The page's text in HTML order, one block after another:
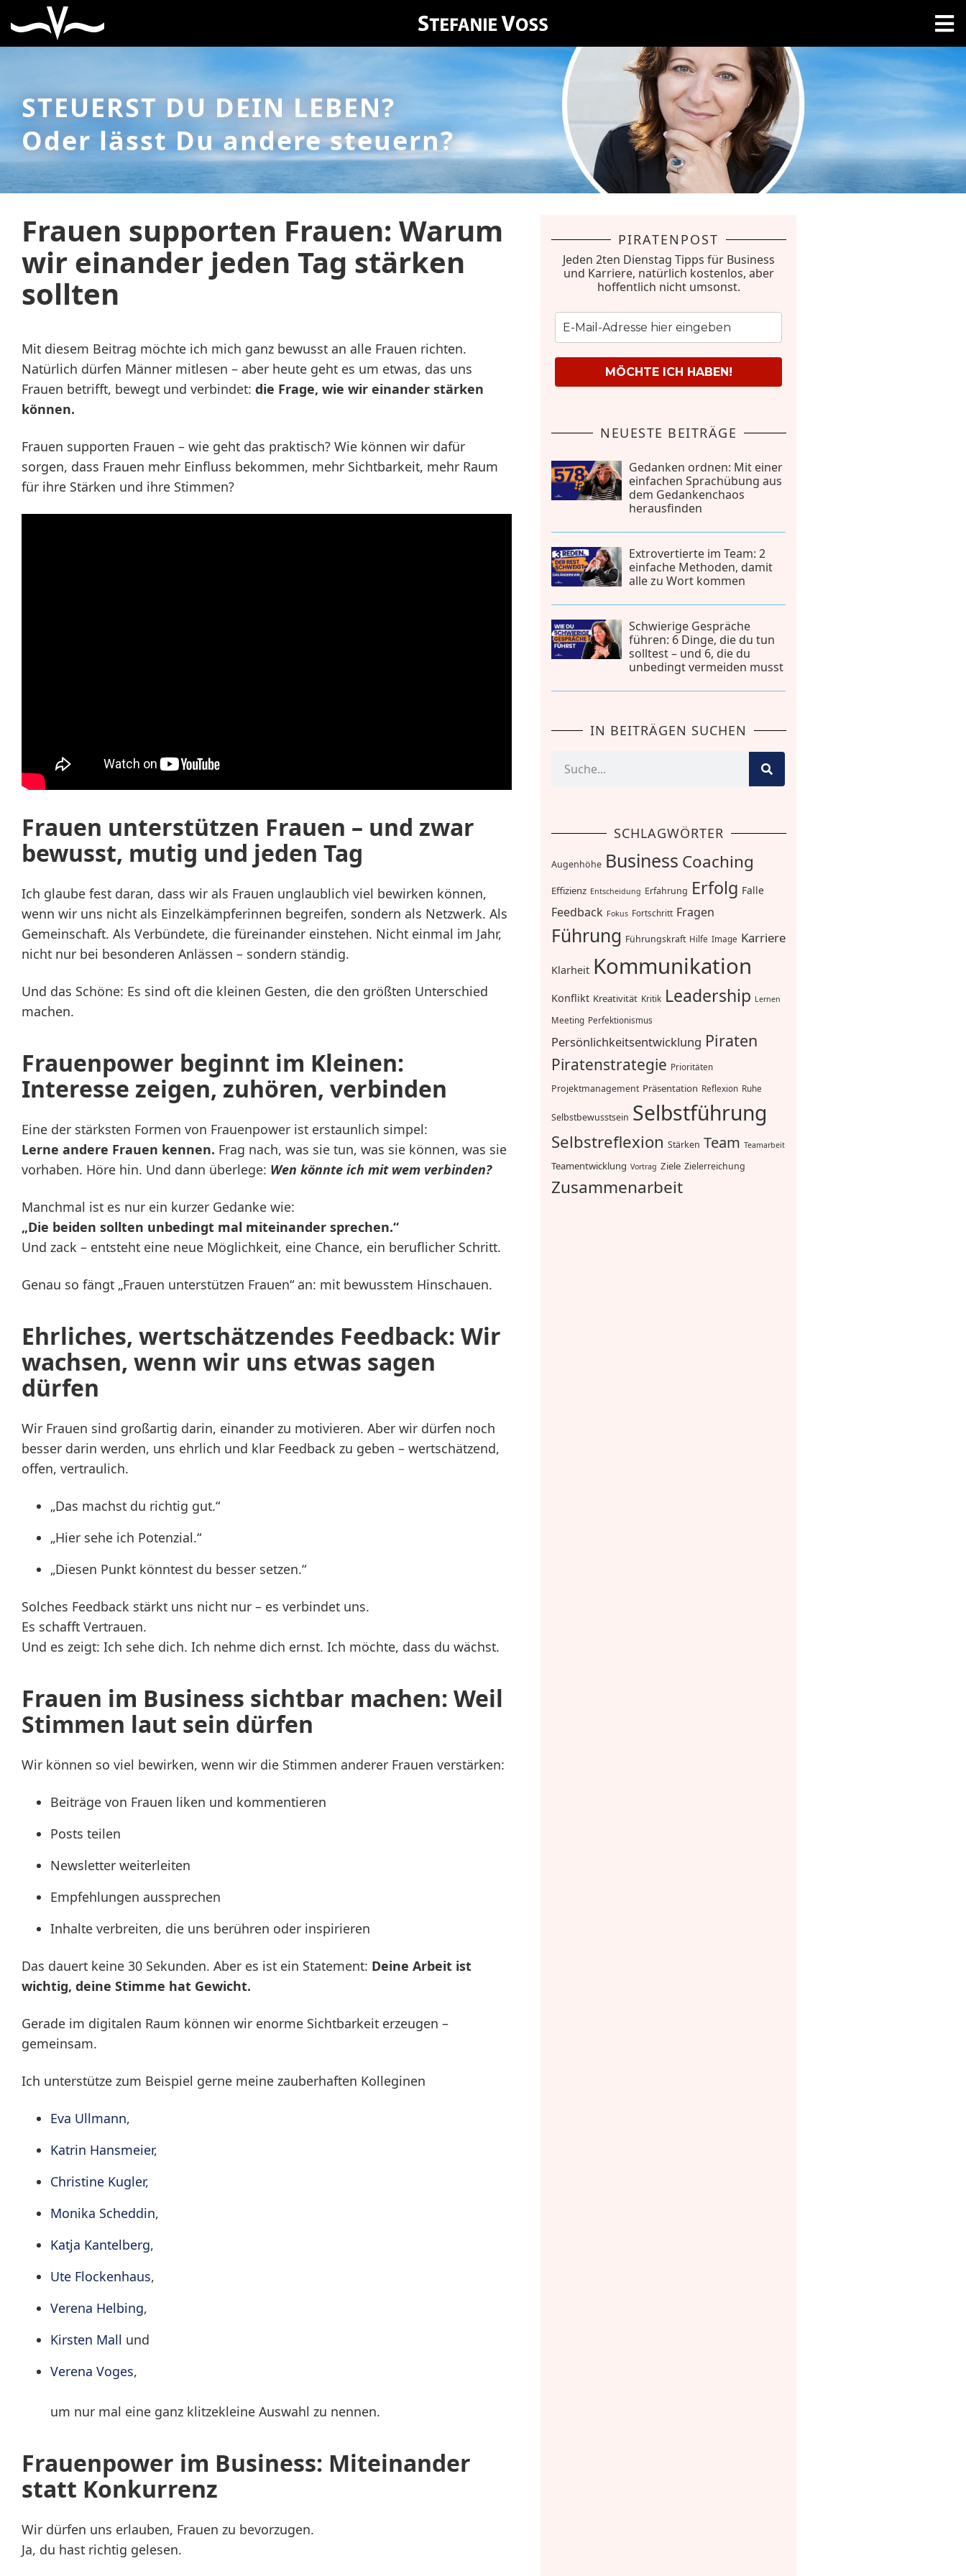
STEUERST DU DEIN LEBEN?
Oder lässt Du andere steuern?
Frauen supporten Frauen: Warum
wir einander jeden Tag stärken
sollten
Mit diesem Beitrag möchte ich mich ganz bewusst an alle Frauen richten.
Natürlich dürfen Männer mitlesen – aber heute geht es um etwas, das uns
Frauen betrifft, bewegt und verbindet: die Frage, wie wir einander stärken
können.
Frauen supporten Frauen – wie geht das praktisch? Wie können wir dafür
sorgen, dass Frauen mehr Einfluss bekommen, mehr Sichtbarkeit, mehr Raum
für ihre Stärken und ihre Stimmen?
Frauen unterstützen Frauen – und zwar
bewusst, mutig und jeden Tag
Ich glaube fest daran, dass wir als Frauen unglaublich viel bewirken können,
wenn wir uns nicht als Einzelkämpferinnen begreifen, sondern als Netzwerk. Als
Gemeinschaft. Als Verbündete, die füreinander einstehen. Nicht einmal im Jahr,
nicht nur bei besonderen Anlässen – sondern ständig.
Und das Schöne: Es sind oft die kleinen Gesten, die den größten Unterschied
machen.
Frauenpower beginnt im Kleinen:
Interesse zeigen, zuhören, verbinden
Eine der stärksten Formen von Frauenpower ist erstaunlich simpel:
Lerne andere Frauen kennen. Frag nach, was sie tun, was sie können, was sie
vorhaben. Höre hin. Und dann überlege: Wen könnte ich mit wem verbinden?
Manchmal ist es nur ein kurzer Gedanke wie:
„Die beiden sollten unbedingt mal miteinander sprechen.“
Und zack – entsteht eine neue Möglichkeit, eine Chance, ein beruflicher Schritt.
Genau so fängt „Frauen unterstützen Frauen“ an: mit bewusstem Hinschauen.
Ehrliches, wertschätzendes Feedback: Wir
wachsen, wenn wir uns etwas sagen
dürfen
Wir Frauen sind großartig darin, einander zu motivieren. Aber wir dürfen noch
besser darin werden, uns ehrlich und klar Feedback zu geben – wertschätzend,
offen, vertraulich.
„Das machst du richtig gut.“
„Hier sehe ich Potenzial.“
„Diesen Punkt könntest du besser setzen.“
Solches Feedback stärkt uns nicht nur – es verbindet uns.
Es schafft Vertrauen.
Und es zeigt: Ich sehe dich. Ich nehme dich ernst. Ich möchte, dass du wächst.
Frauen im Business sichtbar machen: Weil
Stimmen laut sein dürfen
Wir können so viel bewirken, wenn wir die Stimmen anderer Frauen verstärken:
Beiträge von Frauen liken und kommentieren
Posts teilen
Newsletter weiterleiten
Empfehlungen aussprechen
Inhalte verbreiten, die uns berühren oder inspirieren
Das dauert keine 30 Sekunden. Aber es ist ein Statement: Deine Arbeit ist
wichtig, deine Stimme hat Gewicht.
Gerade im digitalen Raum können wir enorme Sichtbarkeit erzeugen –
gemeinsam.
Ich unterstütze zum Beispiel gerne meine zauberhaften Kolleginen
Eva Ullmann,
Katrin Hansmeier,
Christine Kugler,
Monika Scheddin,
Katja Kantelberg,
Ute Flockenhaus,
Verena Helbing,
Kirsten Mall und
Verena Voges,
um nur mal eine ganz klitzekleine Auswahl zu nennen.
Frauenpower im Business: Miteinander
statt Konkurrenz
Wir dürfen uns erlauben, Frauen zu bevorzugen.
Ja, du hast richtig gelesen.
PIRATENPOST
Jeden 2ten Dienstag Tipps für Business
und Karriere, natürlich kostenlos, aber
hoffentlich nicht umsonst.
MÖCHTE ICH HABEN!
NEUESTE BEITRÄGE
Gedanken ordnen: Mit einer
einfachen Sprachübung aus
dem Gedankenchaos
herausfinden
Extrovertierte im Team: 2
einfache Methoden, damit
alle zu Wort kommen
Schwierige Gespräche
führen: 6 Dinge, die du tun
solltest – und 6, die du
unbedingt vermeiden musst
IN BEITRÄGEN SUCHEN
SCHLAGWÖRTER
Augenhöhe Business Coaching
Effizienz Entscheidung Erfahrung Erfolg Falle
Feedback Fokus Fortschritt Fragen
Führung Führungskraft Hilfe Image Karriere
Klarheit Kommunikation
Konflikt Kreativität Kritik Leadership Lernen
Meeting Perfektionismus
Persönlichkeitsentwicklung Piraten
Piratenstrategie Prioritäten
Projektmanagement Präsentation Reflexion Ruhe
Selbstbewusstsein Selbstführung
Selbstreflexion Stärken Team Teamarbeit
Teamentwicklung Vortrag Ziele Zielerreichung
Zusammenarbeit